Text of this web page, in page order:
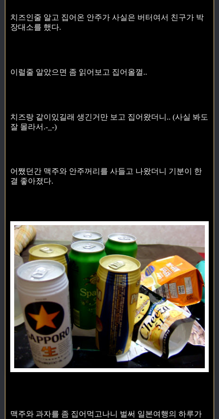
치즈인줄 알고 집어온 안주가 사실은 버터여서 친구가 박
장대소를 했다.
이럴줄 알았으면 좀 읽어보고 집어올껄..
치즈랑 같이있길래 생긴거만 보고 집어왔더니.. (사실 봐도
잘 몰라서.-_-)
어쨌던간 맥주와 안주꺼리를 사들고 나왔더니 기분이 한
결 좋아졌다.
맥주와 과자를 좀 집어먹고나니 벌써 일본여행의 하루가